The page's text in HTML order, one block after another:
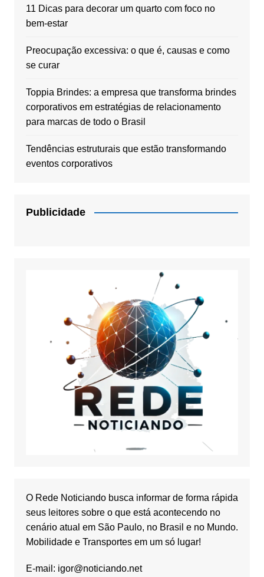
11 Dicas para decorar um quarto com foco no
bem-estar
Preocupação excessiva: o que é, causas e como
se curar
Toppia Brindes: a empresa que transforma brindes
corporativos em estratégias de relacionamento
para marcas de todo o Brasil
Tendências estruturais que estão transformando
eventos corporativos
Publicidade
O Rede Noticiando busca informar de forma rápida
seus leitores sobre o que está acontecendo no
cenário atual em São Paulo, no Brasil e no Mundo.
Mobilidade e Transportes em um só lugar!
E-mail: igor@noticiando.net